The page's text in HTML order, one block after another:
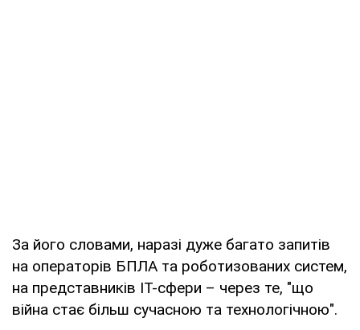
За його словами, наразі дуже багато запитів
на операторів БПЛА та роботизованих систем,
на представників ІТ-сфери – через те, "що
війна стає більш сучасною та технологічною".